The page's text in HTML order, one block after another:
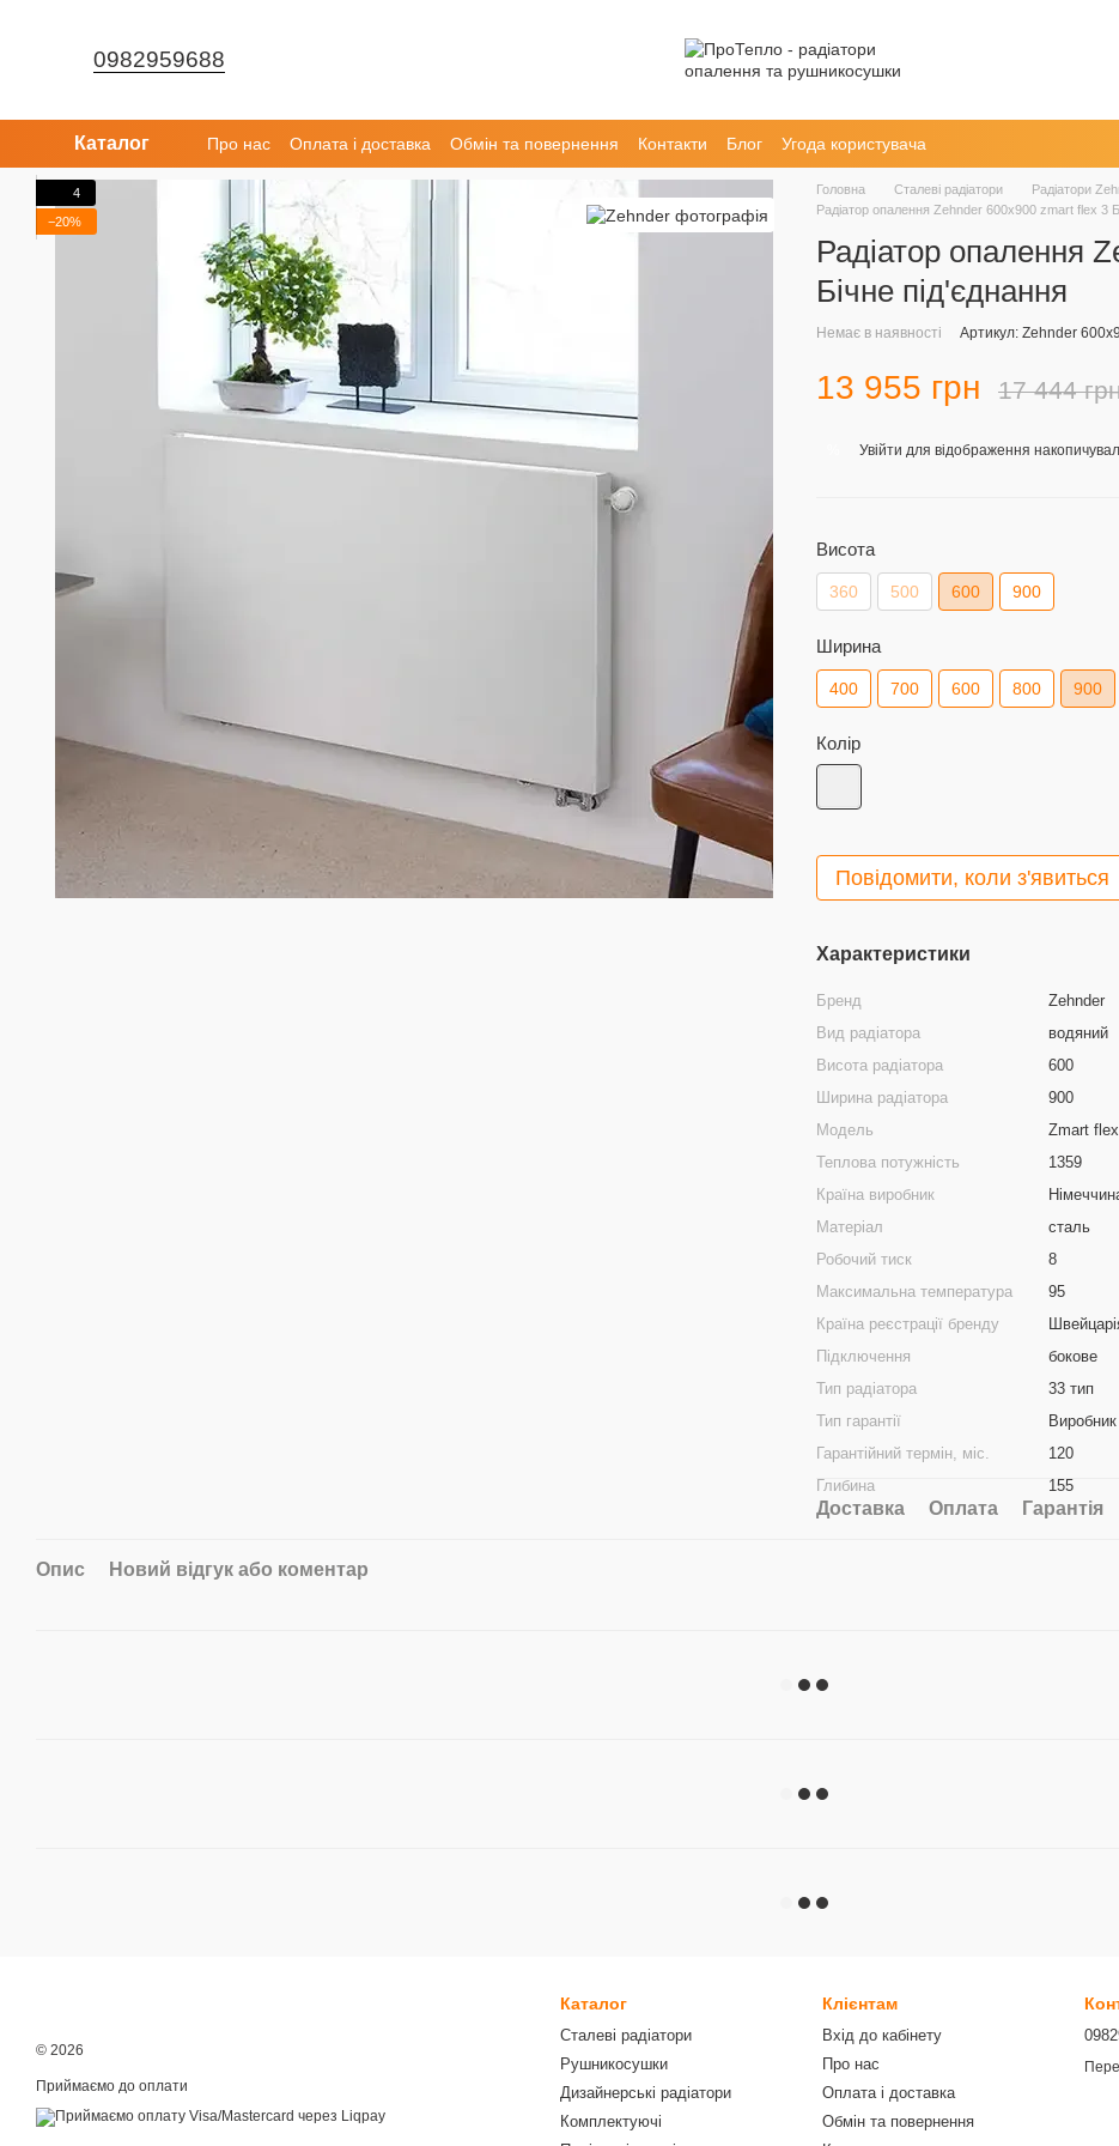
0982959688
Каталог Про нас Оплата і доставка Обмін та повернення Контакти Блог Угода користувача
4
−20%
Головна Сталеві радіатори
Радіатори
Радіатор опалення Zehnder 600х900 zmart flex 3
Радіатор опалення
Бічне під'єднання
Немає в наявності Артикул: Zehnder
13 955 грн 17 444
Увійти для відображення
Висота
360 500 600 900
Ширина
400 700 600 800 900
Колір
Повідомити, коли з'явиться
Характеристики
Бренд
Zehnder
Вид радіатора
водяний
Висота радіатора
600
Ширина радіатора
900
Модель
Zmart flex
Теплова потужність
1359
Країна виробник
Матеріал
сталь
Робочий тиск
8
Максимальна температура
95
Країна реєстрації бренду
Підключення
бокове
Тип радіатора
33 тип
Тип гарантії
Виробник
Гарантійний термін, міс.
120
Глибина
155
Доставка Оплата Гарантія
Опис Новий відгук або коментар
© 2026
Приймаємо до оплати
Каталог
Сталеві радіатори
Рушникосушки
Дизайнерські радіатори
Комплектуючі
Клієнтам
Вхід до кабінету
Про нас
Оплата і доставка
Обмін та повернення